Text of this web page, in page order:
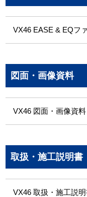
VX46 EASE & EQフ
図面・画像資料
VX46 図面・画像資料
取扱・施工説明書
VX46 取扱・施工説